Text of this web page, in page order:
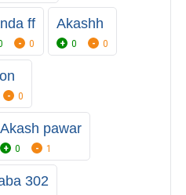
ff
0
Akashh
0 0
0
Akash pawar
0 1
302